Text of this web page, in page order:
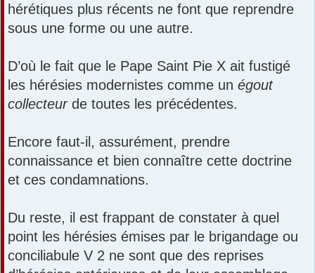
hérétiques plus récents ne font que reprendre
sous une forme ou une autre.
D’où le fait que le Pape Saint Pie X ait fustigé
les hérésies modernistes comme un égout
collecteurde toutes les précédentes.
Encore faut-il, assurément, prendre
connaissance et bien connaître cette doctrine
et ces condamnations.
Du reste, il est frappant de constater à quel
point les hérésies émises par le brigandage ou
conciliabule V 2 ne sont que des reprises